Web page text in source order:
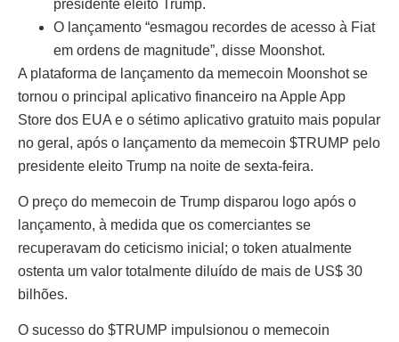
presidente eleito Trump.
O lançamento “esmagou recordes de acesso à Fiat
em ordens de magnitude”, disse Moonshot.
A plataforma de lançamento da memecoin Moonshot se
tornou o principal aplicativo financeiro na Apple App
Store dos EUA e o sétimo aplicativo gratuito mais popular
no geral, após o lançamento da memecoin $TRUMP pelo
presidente eleito Trump na noite de sexta-feira.
O preço do memecoin de Trump disparou logo após o
lançamento, à medida que os comerciantes se
recuperavam do ceticismo inicial; o token atualmente
ostenta um valor totalmente diluído de mais de US$ 30
bilhões.
O sucesso do $TRUMP impulsionou o memecoin